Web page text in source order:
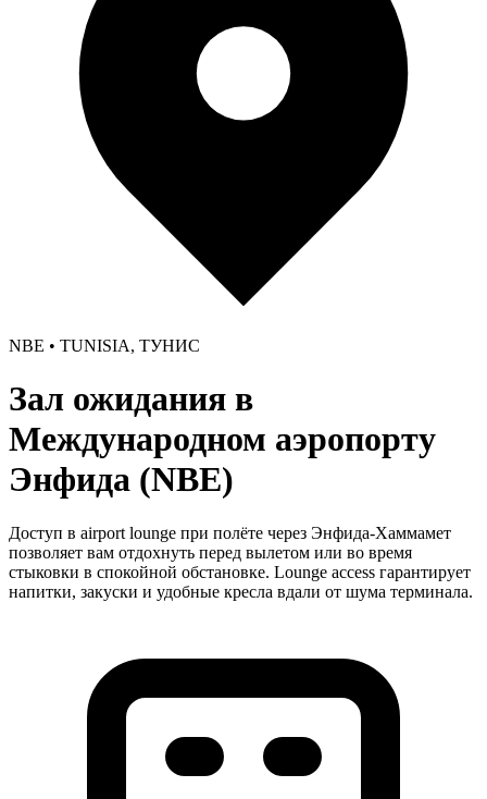
NBE • TUNISIA, ТУНИС
Зал ожидания в
Международном аэропорту
Энфида (NBE)
Доступ в airport lounge при полёте через Энфида-Хаммамет
позволяет вам отдохнуть перед вылетом или во время
стыковки в спокойной обстановке. Lounge access гарантирует
напитки, закуски и удобные кресла вдали от шума терминала.